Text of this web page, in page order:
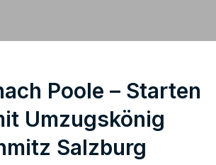
Poole – Starten
Umzugskönig
Salzburg